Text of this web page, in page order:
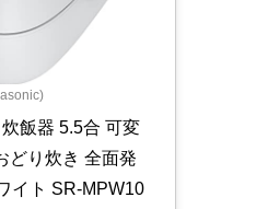
飯器 5.5合 可変
どり炊き 全面発
イト SR-MPW10